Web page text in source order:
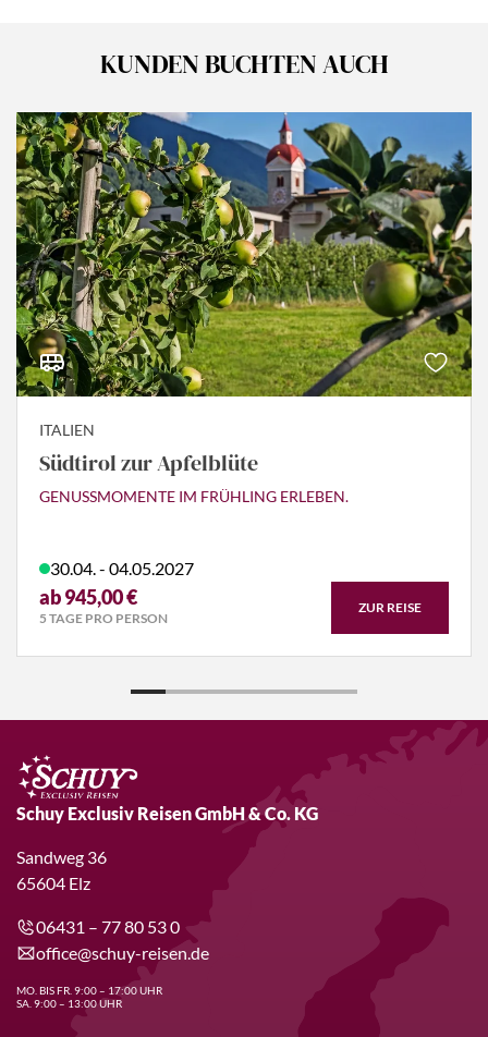
KUNDEN BUCHTEN AUCH
ITALIEN
Südtirol zur Apfelblüte
GENUSSMOMENTE IM FRÜHLING ERLEBEN.
30.04. - 04.05.2027
ab 945,00 €
5 TAGE PRO PERSON
ZUR REISE
Schuy Exclusiv Reisen GmbH & Co. KG
Sandweg 36
65604 Elz
06431 – 77 80 53 0
office@schuy-reisen.de
MO. BIS FR. 9:00 – 17:00 UHR
SA. 9:00 – 13:00 UHR